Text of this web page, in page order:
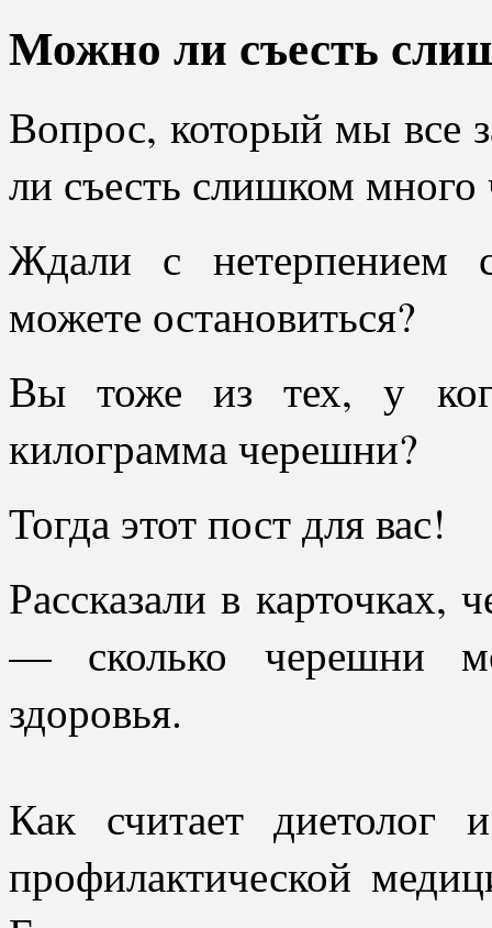
Можно ли съесть
Вопрос, который мы все
ли съесть слишком
Ждали с нетерпением
можете остановиться?
Вы тоже из тех, у
килограмма черешни?
Тогда этот пост для вас!
Рассказали в карточках,
— сколько черешни
здоровья.
Как считает
профилактической